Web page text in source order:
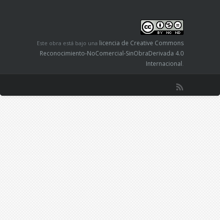
Este obra está bajo una licencia de Creative Commons
Reconocimiento-NoComercial-SinObraDerivada 4.0
Internacional